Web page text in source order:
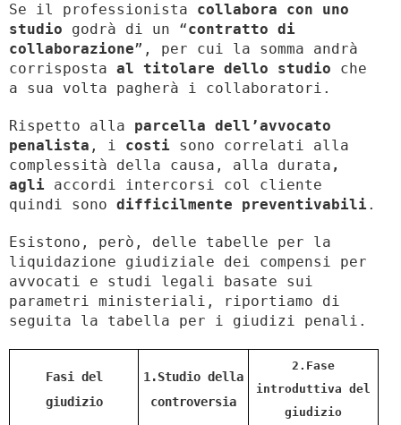
Se il professionista collabora con uno
studio godrà di un “contratto di
collaborazione”, per cui la somma andrà
corrisposta al titolare dello studio che
a sua volta pagherà i collaboratori.
Rispetto alla parcella dell’avvocato
penalista , i costi sono correlati alla
complessità della causa, alla durata ,
agli accordi intercorsi col cliente
quindi sono difficilmente preventivabili .
Esistono, però, delle tabelle per la
liquidazione giudiziale dei compensi per
avvocati e studi legali basate sui
parametri ministeriali, riportiamo di
seguita la tabella per i giudizi penali.
Fasi del
giudizio
1.Studio della
controversia
2.Fase
introduttiva del
giudizio